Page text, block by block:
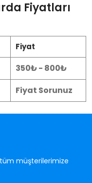
Fiyatları
Fiyat
350₺ - 800₺
Fiyat Sorunuz
müşterilerimize